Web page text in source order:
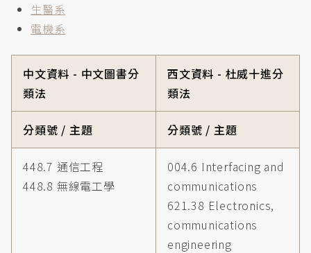
生醫系
電機系
中文資料 - 中文圖書分
類法
西文資料 - 杜威十進分
類法
分類號 / 主題 分類號 / 主題
448.7 通信工程
448.8 無線電工學
004.6 Interfacing and
communications
621.38 Electronics,
communications
engineering